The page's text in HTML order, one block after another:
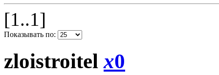
[1..1]
Показывать по:
zloistroitelx0